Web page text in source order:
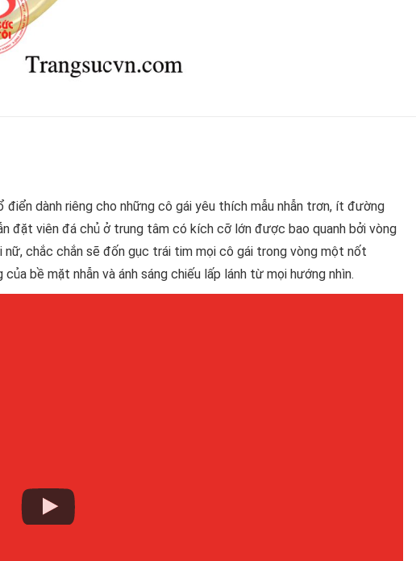
dành riêng cho những cô gái yêu thích mẫu nhẫn trơn, ít đường
đặt viên đá chủ ở trung tâm có kích cỡ lớn được bao quanh bởi vòng
chắc chắn sẽ đốn gục trái tim mọi cô gái trong vòng một nốt
bề mặt nhẫn và ánh sáng chiếu lấp lánh từ mọi hướng nhìn.